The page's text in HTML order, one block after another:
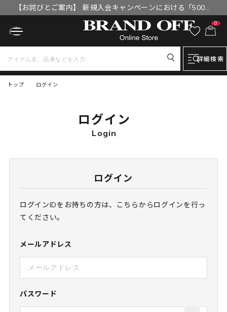
【お詫びとご案内】 新規入会キャンペーンにおける「500円
OFFクーポン」付与漏れと補填について
0
詳細検索
トップ ログイン
ログイン
Login
ログイン
ログインIDをお持ちの方は、こちらからログインを行っ
てください。
メールアドレス
パスワード